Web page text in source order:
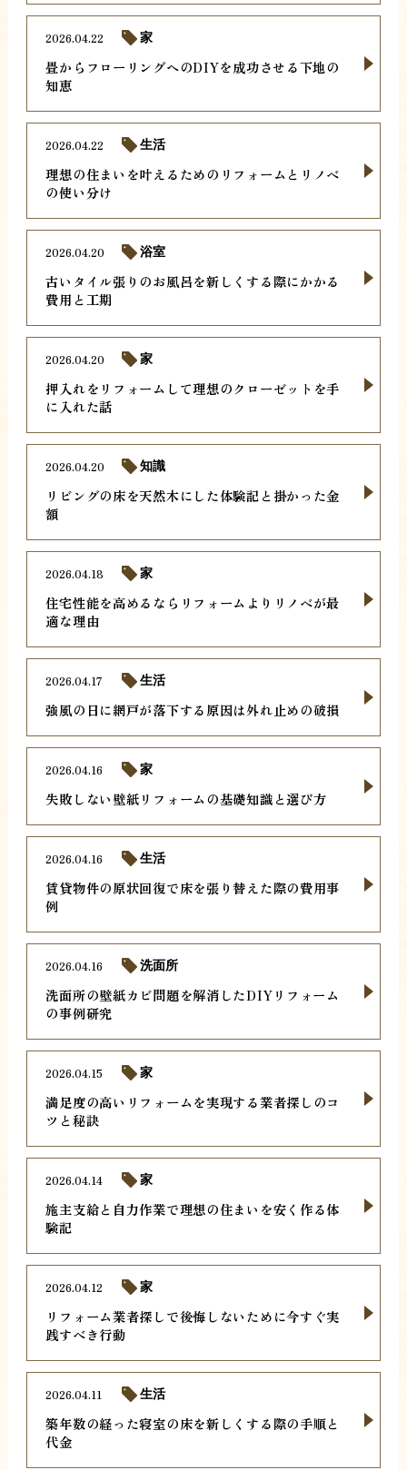
畳からフローリングへのDIYを成功させる下地の
知恵
2026.04.22 家
理想の住まいを叶えるためのリフォームとリノベ
の使い分け
2026.04.22 生活
古いタイル張りのお風呂を新しくする際にかかる
費用と工期
2026.04.20 浴室
押入れをリフォームして理想のクローゼットを手
に入れた話
2026.04.20 家
リビングの床を天然木にした体験記と掛かった金
額
2026.04.20 知識
住宅性能を高めるならリフォームよりリノベが最
適な理由
2026.04.18 家
強風の日に網戸が落下する原因は外れ止めの破損
2026.04.17 生活
失敗しない壁紙リフォームの基礎知識と選び方
2026.04.16 家
賃貸物件の原状回復で床を張り替えた際の費用事
例
2026.04.16 生活
洗面所の壁紙カビ問題を解消したDIYリフォーム
の事例研究
2026.04.16 洗面所
満足度の高いリフォームを実現する業者探しのコ
ツと秘訣
2026.04.15 家
施主支給と自力作業で理想の住まいを安く作る体
験記
2026.04.14 家
リフォーム業者探しで後悔しないために今すぐ実
践すべき行動
2026.04.12 家
築年数の経った寝室の床を新しくする際の手順と
代金
2026.04.11 生活